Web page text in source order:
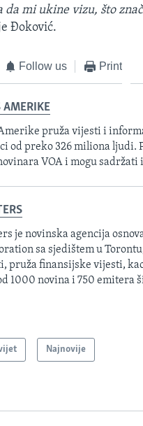
mi ukine vizu, što
Đoković.
Follow us Print
AMERIKE
pruža vijesti i
od preko 326 miliona ljudi.
VOA i mogu
je novinska agencija
sa sjedištem u
pruža finansijske vijesti,
1000 novina i 750 emitera
Najnovije